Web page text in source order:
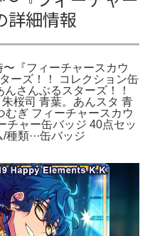
詳細情報
『フィーチャースカウ
ーズ！！ コレクション缶
さんぶるスターズ！！
桜司 青葉。あんスタ 青
ぎ フィーチャースカウ
チャー缶バッジ 40点セッ
類···缶バッジ